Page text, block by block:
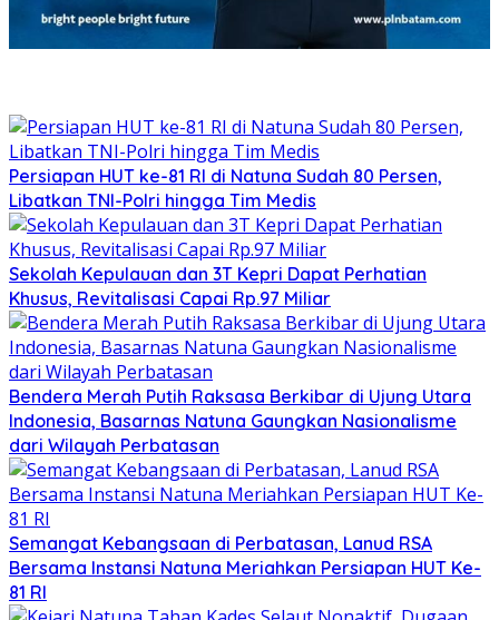
Persiapan HUT ke-81 RI di Natuna Sudah 80 Persen,
Libatkan TNI-Polri hingga Tim Medis
Sekolah Kepulauan dan 3T Kepri Dapat Perhatian
Khusus, Revitalisasi Capai Rp.97 Miliar
Bendera Merah Putih Raksasa Berkibar di Ujung Utara
Indonesia, Basarnas Natuna Gaungkan Nasionalisme
dari Wilayah Perbatasan
Semangat Kebangsaan di Perbatasan, Lanud RSA
Bersama Instansi Natuna Meriahkan Persiapan HUT Ke-
81 RI